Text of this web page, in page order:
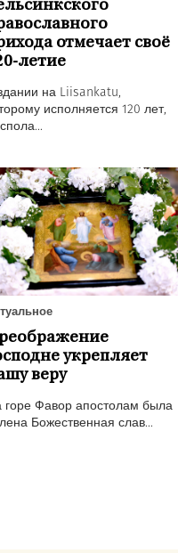
отмечает своё
летие
на Liisankatu,
исполняется 120 лет,
укрепляет
веру
горе Фавор апостолам была
Божественная слав...